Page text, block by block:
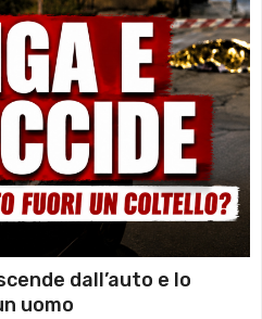
dall’auto e lo
uomo